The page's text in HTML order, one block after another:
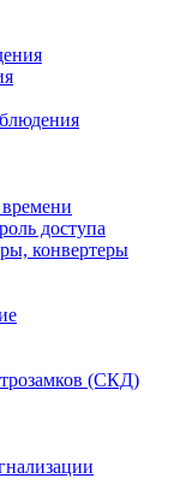
доступа
конвертеры
(СКД)